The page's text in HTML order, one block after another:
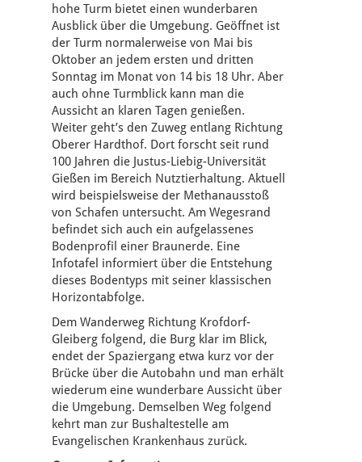
hohe Turm bietet einen wunderbaren
Ausblick über die Umgebung. Geöffnet ist
der Turm normalerweise von Mai bis
Oktober an jedem ersten und dritten
Sonntag im Monat von 14 bis 18 Uhr. Aber
auch ohne Turmblick kann man die
Aussicht an klaren Tagen genießen.
Weiter geht’s den Zuweg entlang Richtung
Oberer Hardthof. Dort forscht seit rund
100 Jahren die Justus-Liebig-Universität
Gießen im Bereich Nutztierhaltung. Aktuell
wird beispielsweise der Methanausstoß
von Schafen untersucht. Am Wegesrand
befindet sich auch ein aufgelassenes
Bodenprofil einer Braunerde. Eine
Infotafel informiert über die Entstehung
dieses Bodentyps mit seiner klassischen
Horizontabfolge.
Dem Wanderweg Richtung Krofdorf-
Gleiberg folgend, die Burg klar im Blick,
endet der Spaziergang etwa kurz vor der
Brücke über die Autobahn und man erhält
wiederum eine wunderbare Aussicht über
die Umgebung. Demselben Weg folgend
kehrt man zur Bushaltestelle am
Evangelischen Krankenhaus zurück.